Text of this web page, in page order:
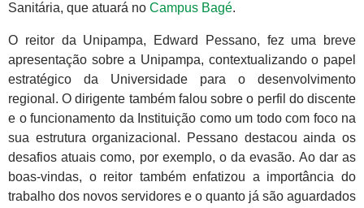
Sanitária, que atuará no Campus Bagé.
O reitor da Unipampa, Edward Pessano, fez uma breve
apresentação sobre a Unipampa, contextualizando o papel
estratégico da Universidade para o desenvolvimento
regional. O dirigente também falou sobre o perfil do discente
e o funcionamento da Instituição como um todo com foco na
sua estrutura organizacional. Pessano destacou ainda os
desafios atuais como, por exemplo, o da evasão. Ao dar as
boas-vindas, o reitor também enfatizou a importância do
trabalho dos novos servidores e o quanto já são aguardados